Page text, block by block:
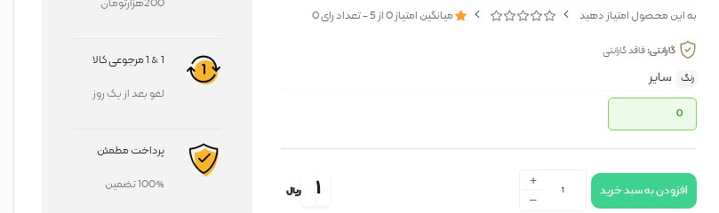
به این محصول امتیاز دهید میانگین امتیاز0از5- تعداد رای0
گارانتی:فاقد گارانتی
رنگ
سایر
0
+
- افزودن به سبد خرید 1 ریال
200هزارتومان
1 & 1 مرجوعی کالا
لغو بعد از یک روز
پرداخت مطمئن
100% تضمین